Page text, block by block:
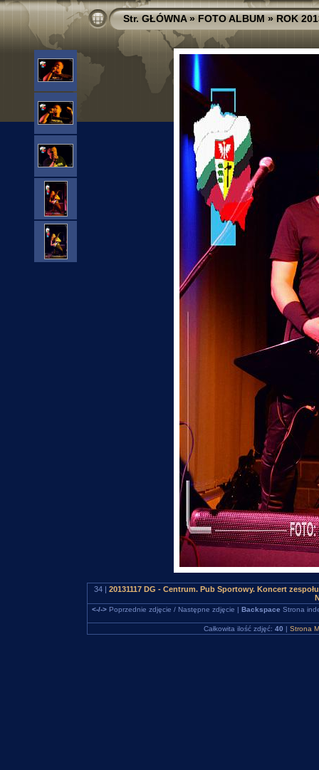
Str. GŁÓWNA»FOTO ALBUM»ROK
34 | 20131117 DG - Centrum. Pub Sportowy. Koncert
<-/->Poprzednie zdjęcie / Następne zdjęcie | Backspace Strona
Całkowita ilość zdjęć: 40 | Strona